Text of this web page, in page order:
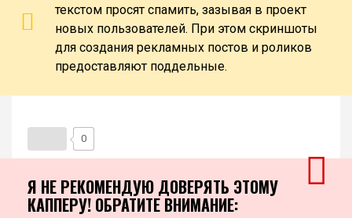
текстом просят спамить, зазывая в проект
новых пользователей. При этом скриншоты
для создания рекламных постов и роликов
предоставляют поддельные.
0
Я НЕ РЕКОМЕНДУЮ ДОВЕРЯТЬ ЭТОМУ
КАППЕРУ! ОБРАТИТЕ ВНИМАНИЕ: